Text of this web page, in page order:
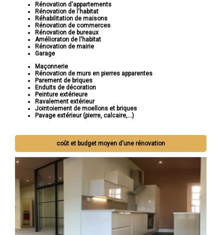
Rénovation d'appartements
Rénovation de l'habitat
Réhabilitation de maisons
Rénovation de commerces
Rénovation de bureaux
Amélioraton de l'habitat
Rénovation de mairie
Garage
Maçonnerie
Rénovation de murs en pierres apparentes
Parement de briques
Enduits de décoration
Peinture extérieure
Ravalement extérieur
Jointoiement de moellons et briques
Pavage extérieur (pierre, calcaire,...)
coût et budget moyen d'une rénovation